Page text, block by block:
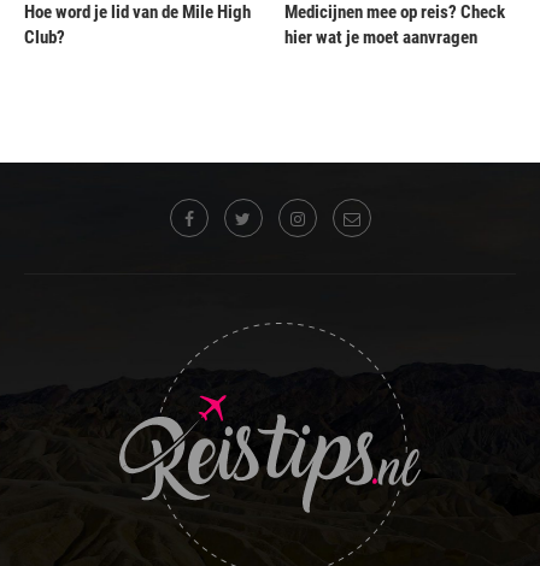
Hoe word je lid van de Mile High
Club?
Medicijnen mee op reis? Check
hier wat je moet aanvragen